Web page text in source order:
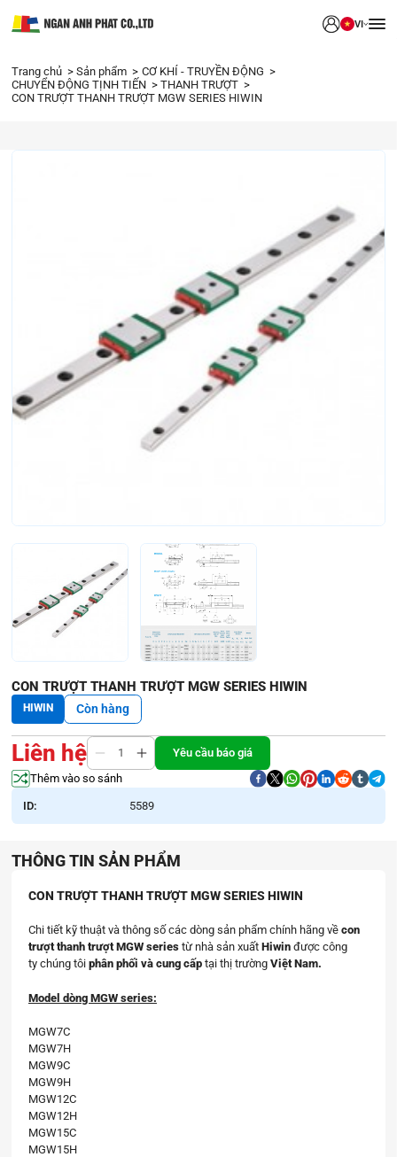
VI
Trang chủ Sản phẩm
CƠ KHÍ - TRUYỀN ĐỘNG
CHUYỂN ĐỘNG TỊNH TIẾN
THANH TRƯỢT
CON TRƯỢT THANH TRƯỢT MGW SERIES HIWIN
CON TRƯỢT THANH TRƯỢT MGW SERIES HIWIN
HIWIN Còn hàng
Liên hệ
Yêu cầu báo giá
Thêm vào so sánh
ID: 5589
THÔNG TIN SẢN PHẨM
CON TRƯỢT THANH TRƯỢT MGW SERIES HIWIN
Chi tiết kỹ thuật và thông số các dòng sản phẩm chính hãng về con
trượt thanh trượt MGW seriestừ nhà sản xuất Hiwinđược công
ty chúng tôi phân phối và cung cấptại thị trường Việt Nam.
Model dòng MGW series:
MGW7C
MGW7H
MGW9C
MGW9H
MGW12C
MGW12H
MGW15C
MGW15H